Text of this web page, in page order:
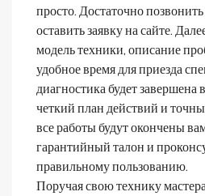
просто. Достаточно
оставить заявку на сайте.
модель техники, описание
удобное время для приезда
диагностика будет
четкий план действий и
все работы будут окончены
гарантийный талон и
правильному пользованию.
Поручая свою технику